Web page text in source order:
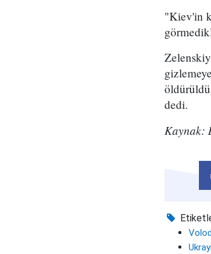
"Kiev'in
dedi.
Kaynak: